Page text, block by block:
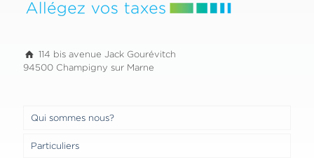
114 bis avenue Jack Gourévitch
94500 Champigny sur Marne
Qui sommes nous?
Particuliers